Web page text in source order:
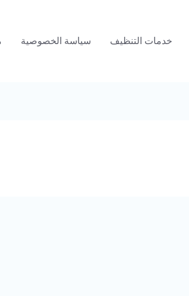
خدمات التنظيف سياسة الخصوصية